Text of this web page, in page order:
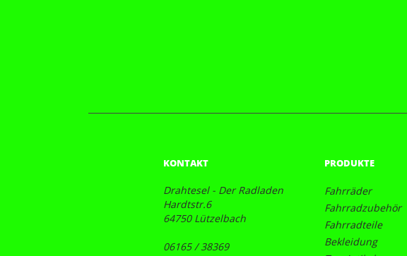
KONTAKT
Drahtesel - Der Radladen
Hardtstr.6
64750 Lützelbach
06165 / 38369
PRODUKTE
Fahrräder
Fahrradzubehör
Fahrradteile
Bekleidung